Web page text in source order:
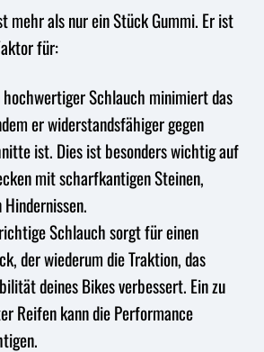
mehr als nur ein Stück Gummi. Er ist
für:
hochwertiger Schlauch minimiert das
er widerstandsfähiger gegen
ist. Dies ist besonders wichtig auf
mit scharfkantigen Steinen,
Schlauch sorgt für einen
der wiederum die Traktion, das
deines Bikes verbessert. Ein zu
Reifen kann die Performance